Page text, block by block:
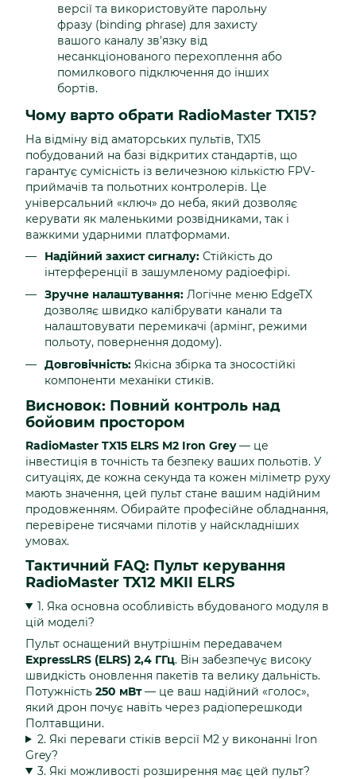
версії та використовуйте парольну
фразу (binding phrase) для захисту
вашого каналу зв'язку від
несанкціонованого перехоплення або
помилкового підключення до інших
бортів.
Чому варто обрати RadioMaster TX15?
На відміну від аматорських пультів, TX15
побудований на базі відкритих стандартів, що
гарантує сумісність із величезною кількістю FPV-
приймачів та польотних контролерів. Це
універсальний «ключ» до неба, який дозволяє
керувати як маленькими розвідниками, так і
важкими ударними платформами.
Надійний захист сигналу: Стійкість до
інтерференції в зашумленому радіоефірі.
Зручне налаштування: Логічне меню EdgeTX
дозволяє швидко калібрувати канали та
налаштовувати перемикачі (армінг, режими
польоту, повернення додому).
Довговічність: Якісна збірка та зносостійкі
компоненти механіки стиків.
Висновок: Повний контроль над
бойовим простором
RadioMaster TX15 ELRS M2 Iron Grey— це
інвестиція в точність та безпеку ваших польотів. У
ситуаціях, де кожна секунда та кожен міліметр руху
мають значення, цей пульт стане вашим надійним
продовженням. Обирайте професійне обладнання,
перевірене тисячами пілотів у найскладніших
умовах.
Тактичний FAQ: Пульт керування
RadioMaster TX12 MKII ELRS
1. Яка основна особливість вбудованого модуля в
цій моделі?
Пульт оснащений внутрішнім передавачем
ExpressLRS (ELRS) 2,4 ГГц. Він забезпечує високу
швидкість оновлення пакетів та велику дальність.
Потужність 250 мВт— це ваш надійний «голос»,
який дрон почує навіть через радіоперешкоди
Полтавщини.
2. Які переваги стіків версії M2 у виконанні Iron
Grey?
3. Які можливості розширення має цей пульт?